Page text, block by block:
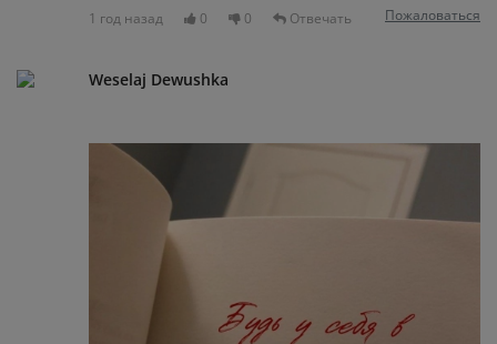
1 год назад 0 0 Отвечать Пожаловаться
Weselaj Dewushka